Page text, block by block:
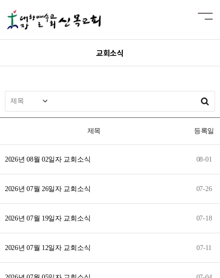
교회소식
제목 등록일
2026년 08월 02일자 교회소식 08-01
2026년 07월 26일자 교회소식 07-26
2026년 07월 19일자 교회소식 07-18
2026년 07월 12일자 교회소식 07-11